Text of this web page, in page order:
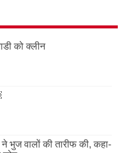
को क्लीन
ने भुज वालों की तारीफ की, कहा-